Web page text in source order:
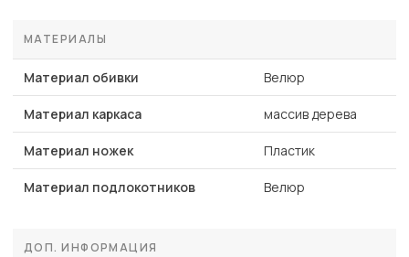
МАТЕРИАЛЫ
Материал обивки Велюр
Материал каркаса массив дерева
Материал ножек Пластик
Материал подлокотников Велюр
ДОП. ИНФОРМАЦИЯ